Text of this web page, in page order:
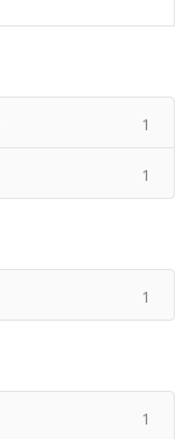
1
1
1
1